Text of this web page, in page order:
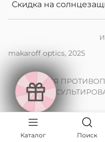
Скидка на
makaroff optics, 2025
ИМЕЮТСЯ
Каталог Поиск
2
0
%
н
а
ф
о
т
о
х
р
о
м
н
ы
е
л
и
н
з
ы
п
ри
з
а
к
а
з
е
о
ч
к
ов